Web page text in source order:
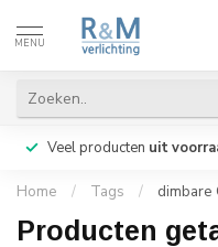
MENU
Veel producten uit
Home / Tags / dimbare
Producten